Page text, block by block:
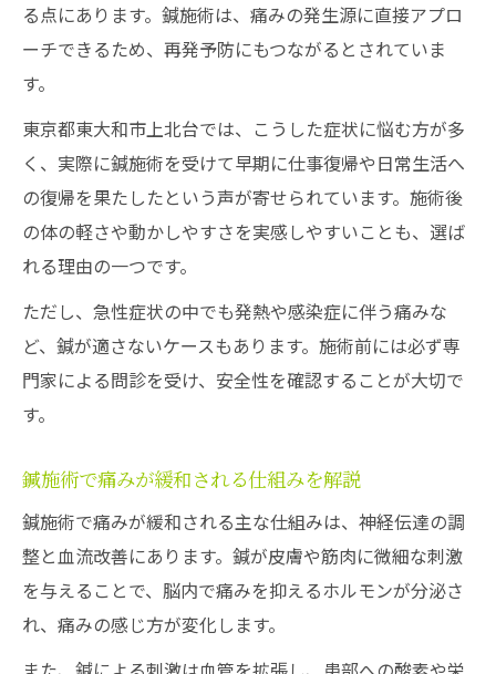
る点にあります。鍼施術は、痛みの発生源に直接アプロ
ーチできるため、再発予防にもつながるとされていま
す。
東京都東大和市上北台では、こうした症状に悩む方が多
く、実際に鍼施術を受けて早期に仕事復帰や日常生活へ
の復帰を果たしたという声が寄せられています。施術後
の体の軽さや動かしやすさを実感しやすいことも、選ば
れる理由の一つです。
ただし、急性症状の中でも発熱や感染症に伴う痛みな
ど、鍼が適さないケースもあります。施術前には必ず専
門家による問診を受け、安全性を確認することが大切で
す。
鍼施術で痛みが緩和される仕組みを解説
鍼施術で痛みが緩和される主な仕組みは、神経伝達の調
整と血流改善にあります。鍼が皮膚や筋肉に微細な刺激
を与えることで、脳内で痛みを抑えるホルモンが分泌さ
れ、痛みの感じ方が変化します。